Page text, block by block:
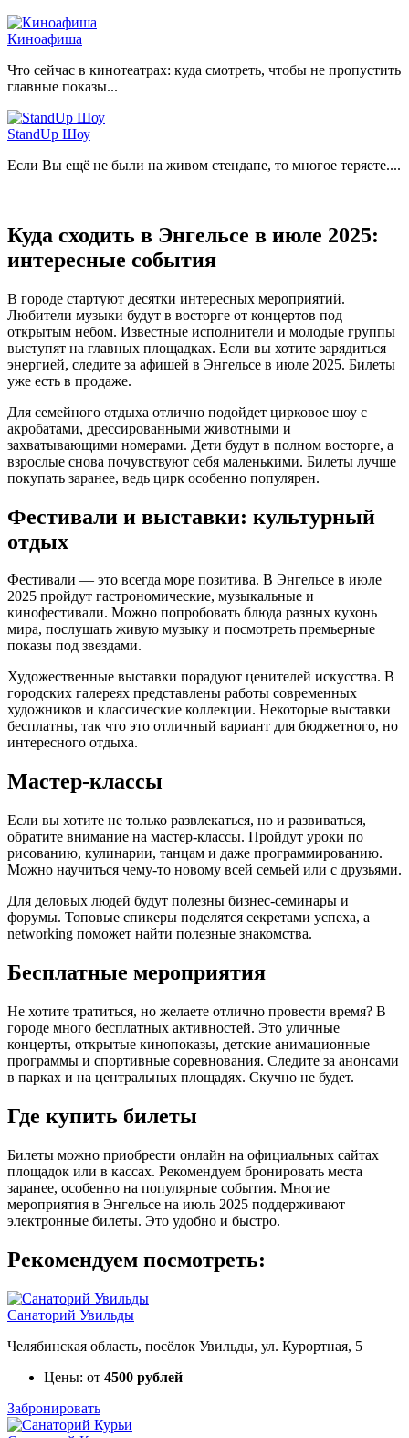
Киноафиша
Что сейчас в кинотеатрах: куда смотреть, чтобы не пропустить
главные показы...
StandUp Шоу
Если Вы ещё не были на живом стендапе, то многое теряете....
Куда сходить в Энгельсе в июле 2025:
интересные события
В городе стартуют десятки интересных мероприятий.
Любители музыки будут в восторге от концертов под
открытым небом. Известные исполнители и молодые группы
выступят на главных площадках. Если вы хотите зарядиться
энергией, следите за афишей в Энгельсе в июле 2025. Билеты
уже есть в продаже.
Для семейного отдыха отлично подойдет цирковое шоу с
акробатами, дрессированными животными и
захватывающими номерами. Дети будут в полном восторге, а
взрослые снова почувствуют себя маленькими. Билеты лучше
покупать заранее, ведь цирк особенно популярен.
Фестивали и выставки: культурный
отдых
Фестивали — это всегда море позитива. В Энгельсе в июле
2025 пройдут гастрономические, музыкальные и
кинофестивали. Можно попробовать блюда разных кухонь
мира, послушать живую музыку и посмотреть премьерные
показы под звездами.
Художественные выставки порадуют ценителей искусства. В
городских галереях представлены работы современных
художников и классические коллекции. Некоторые выставки
бесплатны, так что это отличный вариант для бюджетного, но
интересного отдыха.
Мастер-классы
Если вы хотите не только развлекаться, но и развиваться,
обратите внимание на мастер-классы. Пройдут уроки по
рисованию, кулинарии, танцам и даже программированию.
Можно научиться чему-то новому всей семьей или с друзьями.
Для деловых людей будут полезны бизнес-семинары и
форумы. Топовые спикеры поделятся секретами успеха, а
networking поможет найти полезные знакомства.
Бесплатные мероприятия
Не хотите тратиться, но желаете отлично провести время? В
городе много бесплатных активностей. Это уличные
концерты, открытые кинопоказы, детские анимационные
программы и спортивные соревнования. Следите за анонсами
в парках и на центральных площадях. Скучно не будет.
Где купить билеты
Билеты можно приобрести онлайн на официальных сайтах
площадок или в кассах. Рекомендуем бронировать места
заранее, особенно на популярные события. Многие
мероприятия в Энгельсе на июль 2025 поддерживают
электронные билеты. Это удобно и быстро.
Рекомендуем посмотреть:
Санаторий Увильды
Челябинская область, посёлок Увильды, ул. Курортная, 5
Цены: от 4500 рублей
Забронировать